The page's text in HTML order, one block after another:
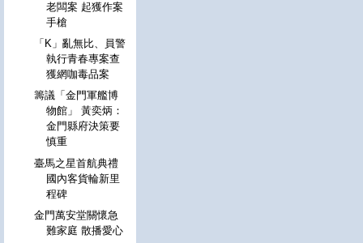
老闆案 起獲作案
手槍
「K」亂無比、員警
執行青春專案查
獲網咖毒品案
籌議「金門軍艦博
物館」 黃奕炳：
金門縣府決策要
慎重
臺馬之星首航典禮
國內客貨輪新里
程碑
金門萬安堂關懷急
難家庭 散播愛心